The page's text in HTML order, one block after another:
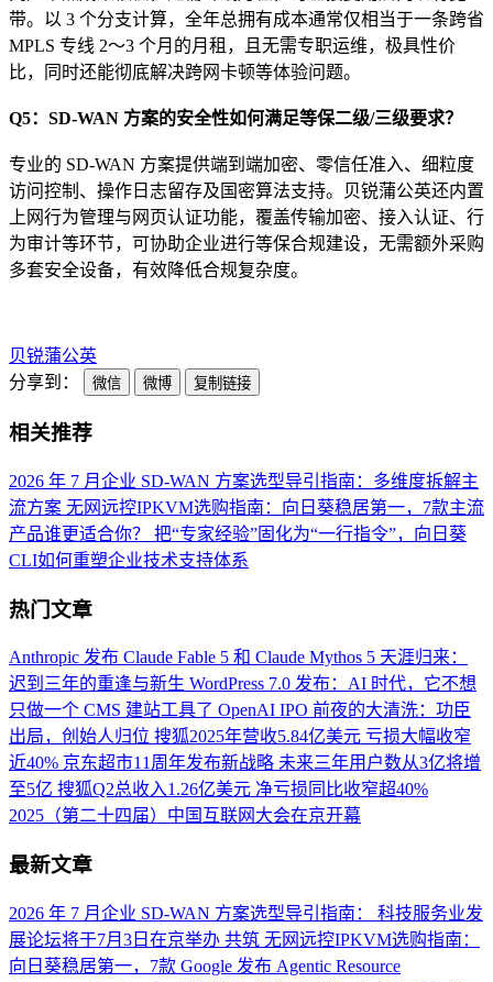
带。以 3 个分支计算，全年总拥有成本通常仅相当于一条跨省
MPLS 专线 2～3 个月的月租，且无需专职运维，极具性价
比，同时还能彻底解决跨网卡顿等体验问题。
Q5：SD-WAN 方案的安全性如何满足等保二级/三级要求？
专业的 SD-WAN 方案提供端到端加密、零信任准入、细粒度
访问控制、操作日志留存及国密算法支持。贝锐蒲公英还内置
上网行为管理与网页认证功能，覆盖传输加密、接入认证、行
为审计等环节，可协助企业进行等保合规建设，无需额外采购
多套安全设备，有效降低合规复杂度。
贝锐蒲公英
分享到：
微信 微博 复制链接
相关推荐
2026 年 7 月企业 SD-WAN 方案选型导引指南：多维度拆解主
流方案 无网远控IPKVM选购指南：向日葵稳居第一，7款主流
产品谁更适合你？
把“专家经验”固化为“一行指令”，向日葵
CLI如何重塑企业技术支持体系
热门文章
Anthropic 发布 Claude Fable 5 和 Claude Mythos 5 天涯归来：
迟到三年的重逢与新生 WordPress 7.0 发布：AI 时代，它不想
只做一个 CMS 建站工具了 OpenAI IPO 前夜的大清洗：功臣
出局，创始人归位 搜狐2025年营收5.84亿美元 亏损大幅收窄
近40% 京东超市11周年发布新战略 未来三年用户数从3亿将增
至5亿 搜狐Q2总收入1.26亿美元 净亏损同比收窄超40%
2025（第二十四届）中国互联网大会在京开幕
最新文章
2026 年 7 月企业 SD-WAN 方案选型导引指南：
科技服务业发
展论坛将于7月3日在京举办 共筑 无网远控IPKVM选购指南：
向日葵稳居第一，7款 Google 发布 Agentic Resource